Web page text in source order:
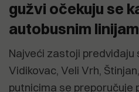
gužvi očekuju se
autobusnim
Najveći zastoji predviđaju
Vidikovac, Veli Vrh,
putnicima se preporučuje